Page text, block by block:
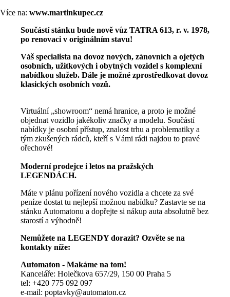
Více na: www.martinkupec.cz
Součástí stánku bude nově vůz TATRA 613, r. v. 1978,
po renovaci v originálním stavu!
Váš specialista na dovoz nových, zánovních a ojetých
osobních, užitkových i obytných vozidel s komplexní
nabídkou služeb. Dále je možné zprostředkovat dovoz
klasických osobních vozů.
Virtuální „showroom“ nemá hranice, a proto je možné
objednat vozidlo jakékoliv značky a modelu. Součástí
nabídky je osobní přístup, znalost trhu a problematiky a
tým zkušených rádců, kteří s Vámi rádi najdou to pravé
ořechové!
Moderní prodejce i letos na pražských
LEGENDÁCH.
Máte v plánu pořízení nového vozidla a chcete za své
peníze dostat tu nejlepší možnou nabídku? Zastavte se na
stánku Automatonu a dopřejte si nákup auta absolutně bez
starostí a výhodně!
Nemůžete na LEGENDY dorazit? Ozvěte se na
kontakty níže:
Automaton - Makáme na tom!
Kanceláře: Holečkova 657/29, 150 00 Praha 5
tel: +420 775 092 097
e-mail: poptavky@automaton.cz